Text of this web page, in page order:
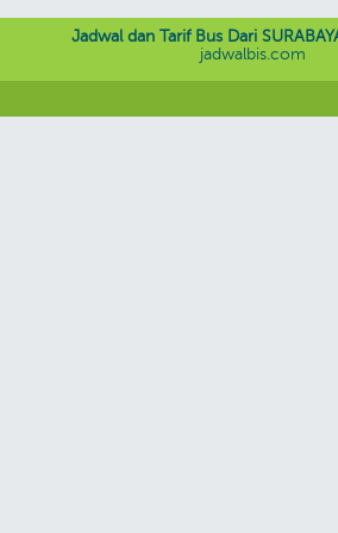
Jadwal dan Tarif Bus Dari
jadwalbis.com